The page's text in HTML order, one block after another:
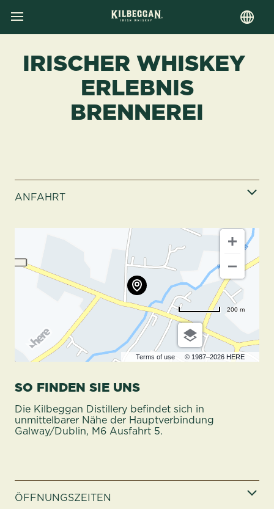
content
MENU
IRISCHER WHISKEY
ERLEBNIS
BRENNEREI
ANFAHRT
SO FINDEN SIE UNS
Die Kilbeggan Distillery befindet sich in
unmittelbarer Nähe der Hauptverbindung
Galway/Dublin, M6 Ausfahrt 5.
Terms of use © 1987–2026 HERE
200 m
ÖFFNUNGSZEITEN